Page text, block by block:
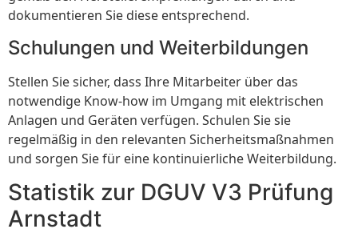
dokumentieren Sie diese entsprechend.
Schulungen und Weiterbildungen
Stellen Sie sicher, dass Ihre Mitarbeiter über das
notwendige Know-how im Umgang mit elektrischen
Anlagen und Geräten verfügen. Schulen Sie sie
regelmäßig in den relevanten Sicherheitsmaßnahmen
und sorgen Sie für eine kontinuierliche Weiterbildung.
Statistik zur DGUV V3 Prüfung
Arnstadt